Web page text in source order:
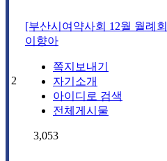
2
[부산시여약사회 12월 월례
이향아
쪽지보내기
자기소개
아이디로 검색
전체게시물
3,053